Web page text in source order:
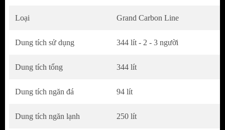
Thiết kế sang trọng và tiện dụng
dáng hiện đại với bề mặt được mạ crom sáng
bóng và họa tiết pha lê tổ ong độc đáo, tạo
tay cầm cửa có thiết kế tinh tế, vừa đẹp mắt
mượt mà.
Loại Grand Carbon Line
Dung tích sử dụng 344 lít - 2 - 3 người
Dung tích tổng 344 lít
Dung tích ngăn đá 94 lít
Dung tích ngăn lạnh 250 lít